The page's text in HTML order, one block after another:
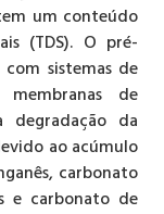
um conteúdo
(TDS). O pré-
sistemas de
de
degradação da
ao acúmulo
carbonato
e carbonato de